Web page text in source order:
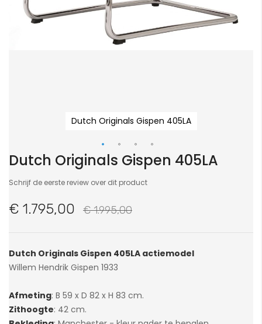
Dutch Originals Gispen 405LA
Ga
het
begin
van
gallerij
Dutch Originals Gispen 405LA
Schrijf de eerste review over dit product
€ 1.795,00 € 1.995,00
Dutch Originals Gispen 405LA actiemodel
Willem Hendrik Gispen 1933
Afmeting: B 59 x D 82 x H 83 cm.
Zithoogte: 42 cm.